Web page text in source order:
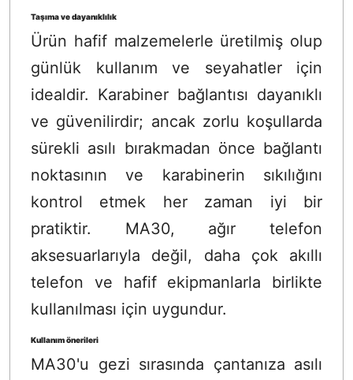
Taşıma ve dayanıklılık
Ürün hafif malzemelerle üretilmiş olup
günlük kullanım ve seyahatler için
idealdir. Karabiner bağlantısı dayanıklı
ve güvenilirdir; ancak zorlu koşullarda
sürekli asılı bırakmadan önce bağlantı
noktasının ve karabinerin sıkılığını
kontrol etmek her zaman iyi bir
pratiktir. MA30, ağır telefon
aksesuarlarıyla değil, daha çok akıllı
telefon ve hafif ekipmanlarla birlikte
kullanılması için uygundur.
Kullanım önerileri
MA30'u gezi sırasında çantanıza asılı